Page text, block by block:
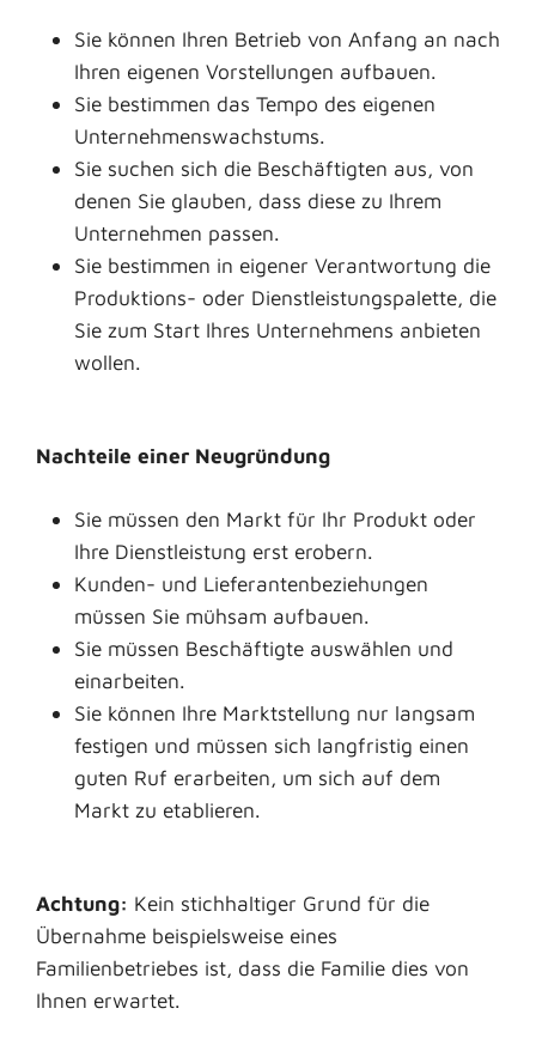
Sie können Ihren Betrieb von Anfang an nach
Ihren eigenen Vorstellungen aufbauen.
Sie bestimmen das Tempo des eigenen
Unternehmenswachstums.
Sie suchen sich die Beschäftigten aus, von
denen Sie glauben, dass diese zu Ihrem
Unternehmen passen.
Sie bestimmen in eigener Verantwortung die
Produktions- oder Dienstleistungspalette, die
Sie zum Start Ihres Unternehmens anbieten
wollen.
Nachteile einer Neugründung
Sie müssen den Markt für Ihr Produkt oder
Ihre Dienstleistung erst erobern.
Kunden- und Lieferantenbeziehungen
müssen Sie mühsam aufbauen.
Sie müssen Beschäftigte auswählen und
einarbeiten.
Sie können Ihre Marktstellung nur langsam
festigen und müssen sich langfristig einen
guten Ruf erarbeiten, um sich auf dem
Markt zu etablieren.
Achtung: Kein stichhaltiger Grund für die
Übernahme beispielsweise eines
Familienbetriebes ist, dass die Familie dies von
Ihnen erwartet.